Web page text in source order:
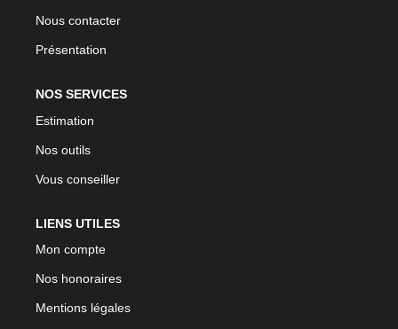
Nous contacter
Présentation
NOS SERVICES
Estimation
Nos outils
Vous conseiller
LIENS UTILES
Mon compte
Nos honoraires
Mentions légales